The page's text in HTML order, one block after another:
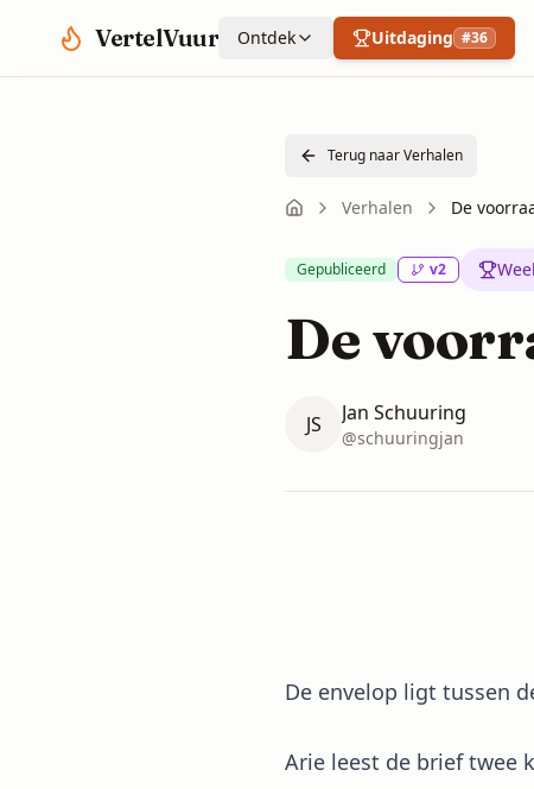
VertelVuur Ontdek Uitdaging #36
Terug naar Verhalen
Verhalen De
Gepubliceerd v2
De
JS Jan Schuuring
@schuuringjan
De envelop ligt tussen
Arie leest de brief twee